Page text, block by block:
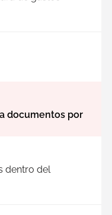
documentos por
dentro del